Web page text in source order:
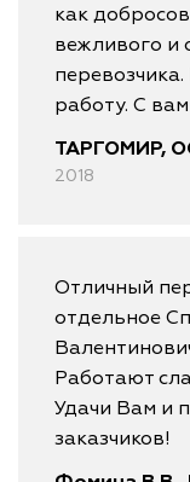
как
вежливого и
работу. С
ТАРГОМИР,
2018
Отличный
отдельное
Работают
Удачи Вам и
заказчиков!